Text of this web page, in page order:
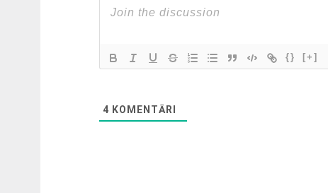
{} [+]
4 KOMENTĀRI